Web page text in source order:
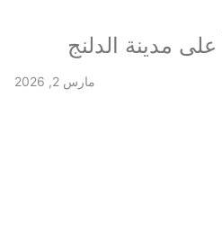
مدينة الدلنج
مارس 2, 2026